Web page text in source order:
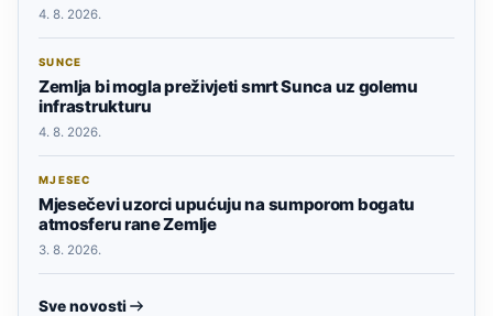
4. 8. 2026.
SUNCE
Zemlja bi mogla preživjeti smrt Sunca uz golemu
infrastrukturu
4. 8. 2026.
MJESEC
Mjesečevi uzorci upućuju na sumporom bogatu
atmosferu rane Zemlje
3. 8. 2026.
Sve novosti